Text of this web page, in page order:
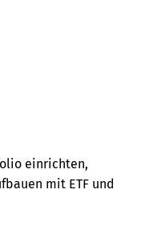
einrichten,
mit ETF und